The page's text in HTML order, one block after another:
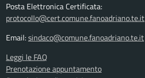
Posta Elettronica Certificata:
protocollo@cert.comune.fanoadriano.te.it
Email:sindaco@comune.fanoadriano.te.it
Leggi le FAQ
Prenotazione appuntamento